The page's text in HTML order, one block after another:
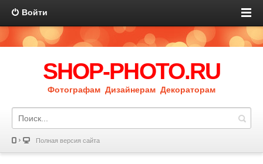
Войти
SHOP-PHOTO.RU
Фотографам Дизайнерам Декораторам
Полная версия сайта